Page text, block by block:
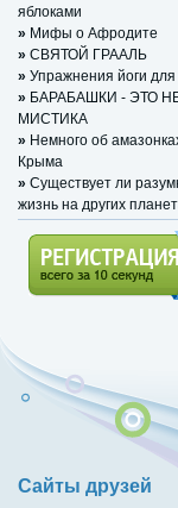
яблоками
» Мифы о Афродите
» СВЯТОЙ ГРААЛЬ
» Упражнения йоги для
» БАРАБАШКИ - ЭТО
МИСТИКА
» Немного об
Крыма
» Существует ли
жизнь на других
Сайты друзей